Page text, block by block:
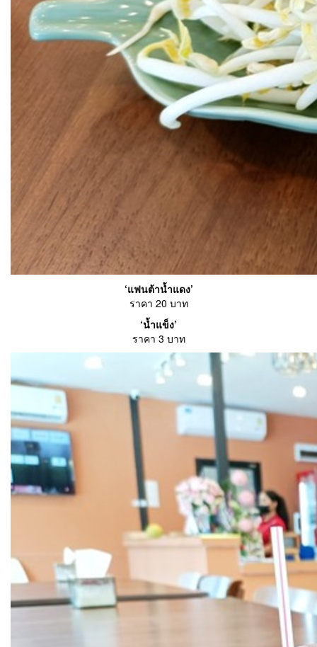
‘แฟนต้าน้ำแดง’
ราคา 20 บาท
‘น้ำแข็ง’
ราคา 3 บาท